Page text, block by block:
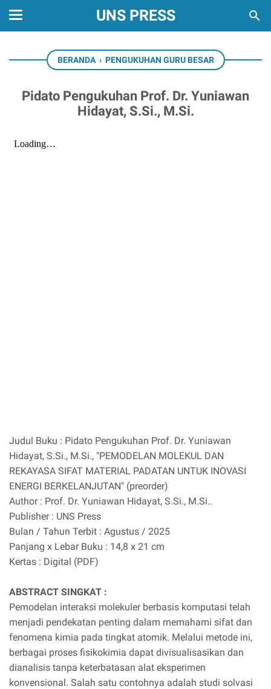
UNS PRESS
BERANDA › PENGUKUHAN GURU BESAR
Pidato Pengukuhan Prof. Dr. Yuniawan
Hidayat, S.Si., M.Si.
Judul Buku : Pidato Pengukuhan Prof. Dr. Yuniawan
Hidayat, S.Si., M.Si., "PEMODELAN MOLEKUL DAN
REKAYASA SIFAT MATERIAL PADATAN UNTUK INOVASI
ENERGI BERKELANJUTAN" (preorder)
Author : Prof. Dr. Yuniawan Hidayat, S.Si., M.Si..
Publisher : UNS Press
Bulan / Tahun Terbit : Agustus / 2025
Panjang x Lebar Buku : 14,8 x 21 cm
Kertas : Digital (PDF)
ABSTRACT SINGKAT :
Pemodelan interaksi molekuler berbasis komputasi telah
menjadi pendekatan penting dalam memahami sifat dan
fenomena kimia pada tingkat atomik. Melalui metode ini,
berbagai proses fisikokimia dapat divisualisasikan dan
dianalisis tanpa keterbatasan alat eksperimen
konvensional. Salah satu contohnya adalah studi solvasi